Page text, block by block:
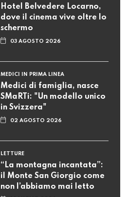
Hotel Belvedere Locarno,
dove il cinema vive oltre lo
schermo
03 AGOSTO 2026
MEDICI IN PRIMA LINEA
Medici di famiglia, nasce
SMaRTi: "Un modello unico
in Svizzera"
02 AGOSTO 2026
LETTURE
“La montagna incantata”:
il Monte San Giorgio come
non l’abbiamo mai letto